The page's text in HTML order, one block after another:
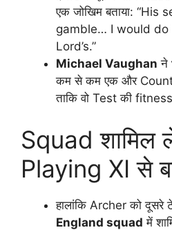
एक जोखिम बताया:
gamble… I would
Lord’s.”
Michael Vaughan ने
कम से कम एक और
ताकि वो Test की
Squad शामिल
Playing XI से
हालांकि Archer को दूसरे
England squad में